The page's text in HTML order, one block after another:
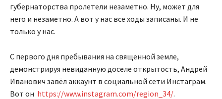
губернаторства пролетели незаметно. Ну, может для
него и незаметно. А вот у нас все ходы записаны. И не
только у нас.
С первого дня пребывания на священной земле,
демонстрируя невиданную доселе открытость, Андрей
Иванович завёл аккаунт в социальной сети Инстаграм.
Вот он https://www.instagram.com/region_34/.